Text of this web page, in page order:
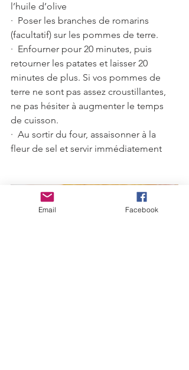
l’huile d’olive
·  Poser les branches de romarins
(facultatif) sur les pommes de terre.
·  Enfourner pour 20 minutes, puis
retourner les patates et laisser 20
minutes de plus. Si vos pommes de
terre ne sont pas assez croustillantes,
ne pas hésiter à augmenter le temps
de cuisson.
·  Au sortir du four, assaisonner à la
fleur de sel et servir immédiatement
Email Facebook